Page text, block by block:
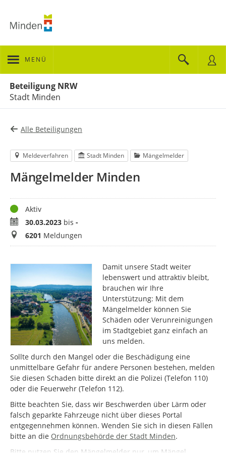
MENÜ
Beteiligung NRW
Stadt Minden
Alle Beteiligungen
Meldeverfahren Stadt Minden Mängelmelder
Mängelmelder Minden
StatusAktiv
Zeitraum30.03.2023 bis -
Meldungen
6201 Meldungen
Damit unsere Stadt weiter
lebenswert und attraktiv bleibt,
brauchen wir Ihre
Unterstützung: Mit dem
Mängelmelder können Sie
Schäden oder Verunreinigungen
im Stadtgebiet ganz einfach an
uns melden.
Sollte durch den Mangel oder die Beschädigung eine
unmittelbare Gefahr für andere Personen bestehen, melden
Sie diesen Schaden bitte direkt an die Polizei (Telefon 110)
oder die Feuerwehr (Telefon 112).
Bitte beachten Sie, dass wir Beschwerden über Lärm oder
falsch geparkte Fahrzeuge nicht über dieses Portal
entgegennehmen können. Wenden Sie sich in diesen Fällen
bitte an die Ordnungsbehörde der Stadt Minden.